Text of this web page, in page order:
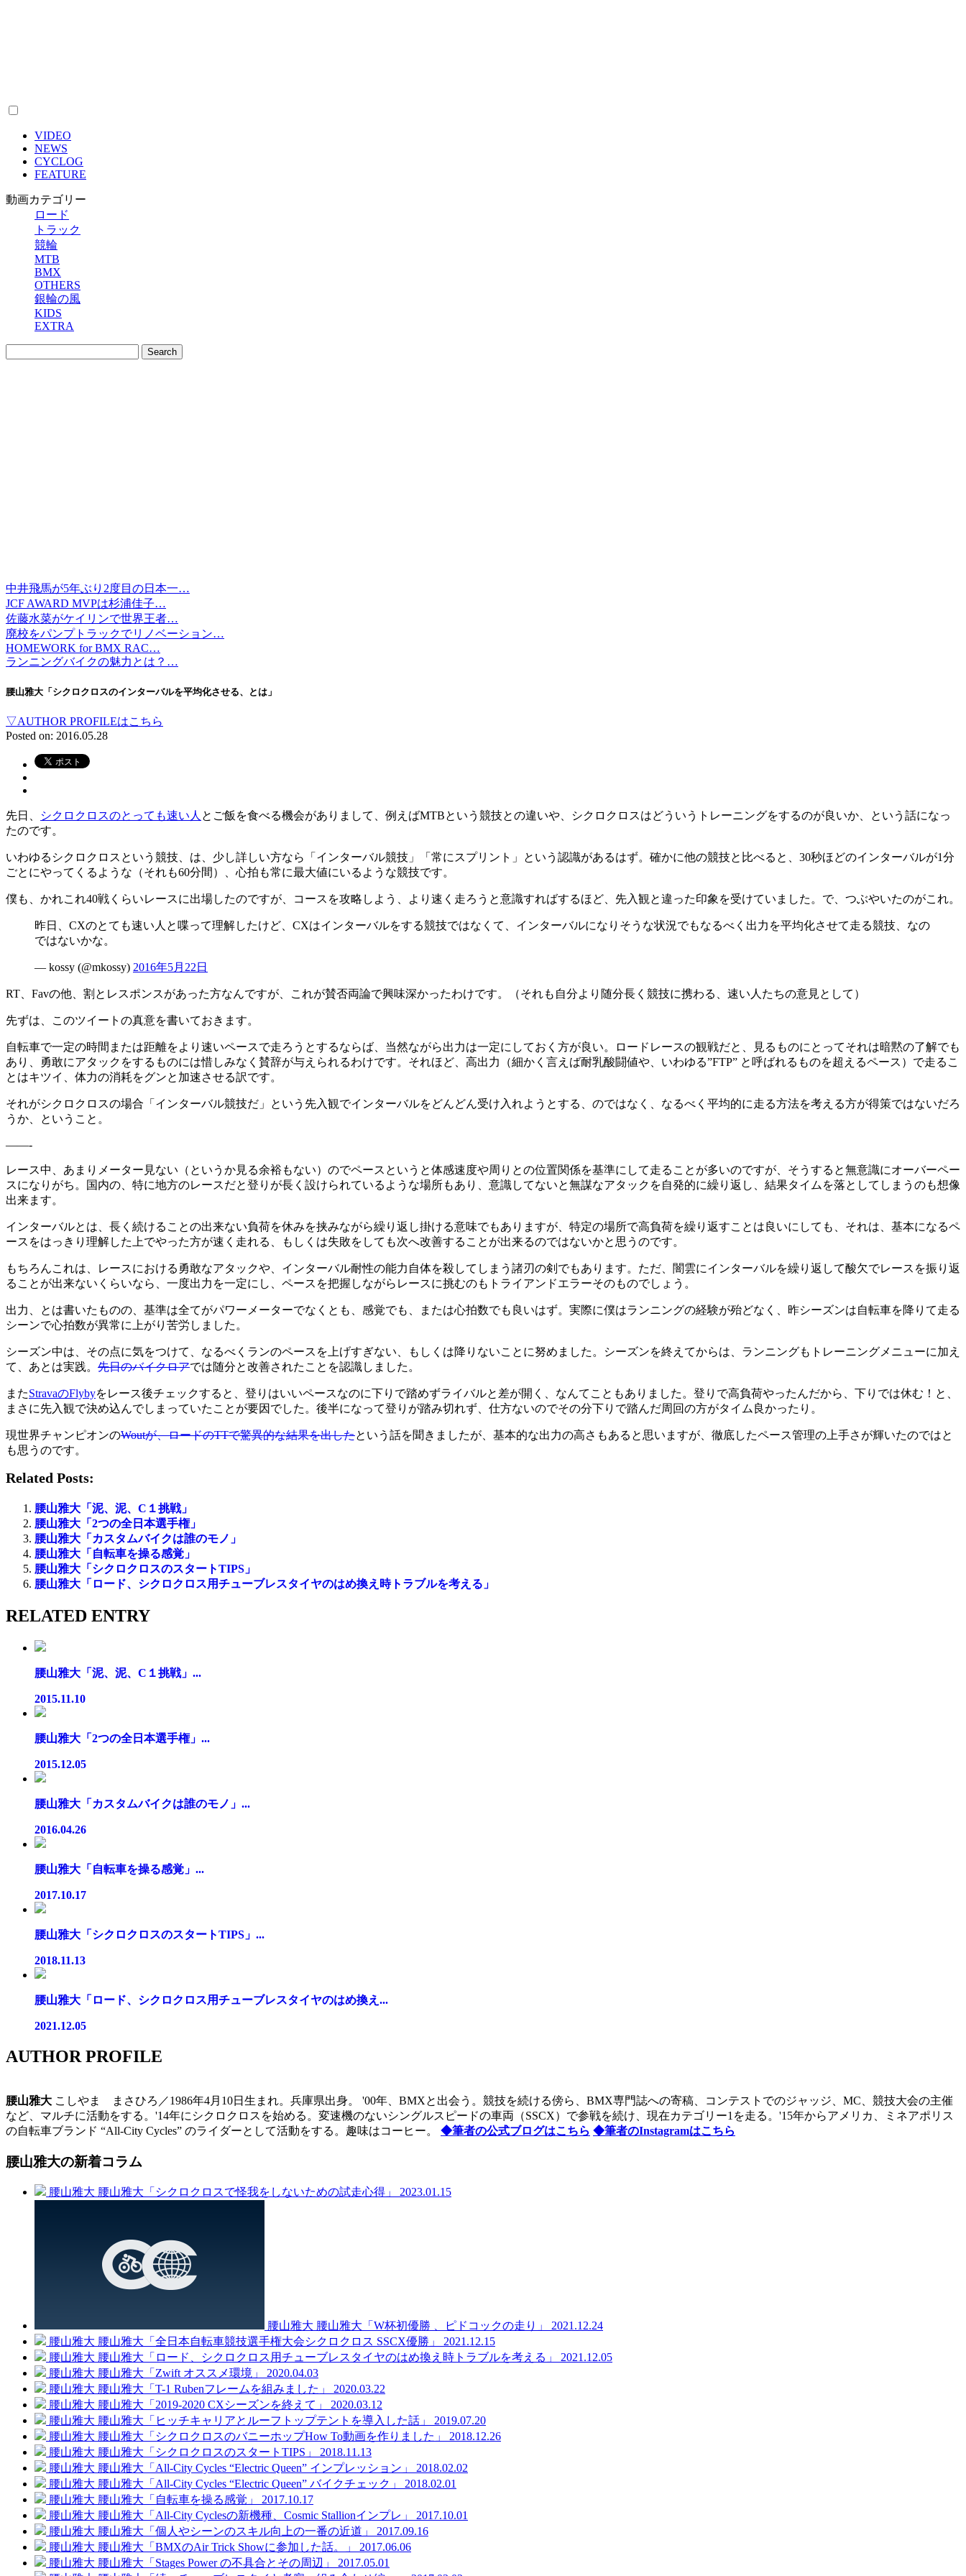
VIDEO
NEWS
CYCLOG
FEATURE
動画カテゴリー
ロード
トラック
競輪
MTB
BMX
OTHERS
銀輪の風
KIDS
EXTRA
中井飛馬が5年ぶり2度目の日本一…
JCF AWARD MVPは杉浦佳子…
佐藤水菜がケイリンで世界王者…
廃校をパンプトラックでリノベーション…
HOMEWORK for BMX RAC…
ランニングバイクの魅力とは？…
腰山雅大「シクロクロスのインターバルを平均化させる、とは」
▽AUTHOR PROFILEはこちら
Posted on: 2016.05.28
先日、 シクロクロスのとっても速い人 とご飯を食べる機会がありまして、例えばMTBという競技との違いや、シクロクロスはどういうトレーニングをするのが良いか、という話になっ
たのです。
いわゆるシクロクロスという競技、は、少し詳しい方なら「インターバル競技」「常にスプリント」という認識があるはず。確かに他の競技と比べると、30秒ほどのインターバルが1分
ごとにやってくるような（それも60分間）、心拍も常に最大値にいるような競技です。
僕も、かれこれ40戦くらいレースに出場したのですが、コースを攻略しよう、より速く走ろうと意識すればするほど、先入観と違った印象を受けていました。で、つぶやいたのがこれ。
昨日、CXのとても速い人と喋って理解したけど、CXはインターバルをする競技ではなくて、インターバルになりそうな状況でもなるべく出力を平均化させて走る競技、なの
ではないかな。
— kossy (@mkossy) 2016年5月22日
RT、Favの他、割とレスポンスがあった方なんですが、これが賛否両論で興味深かったわけです。（それも自分より随分長く競技に携わる、速い人たちの意見として）
先ずは、このツイートの真意を書いておきます。
自転車で一定の時間または距離をより速いペースで走ろうとするならば、当然ながら出力は一定にしておく方が良い。ロードレースの観戦だと、見るものにとってそれは暗黙の了解でも
あり、勇敢にアタックをするものには惜しみなく賛辞が与えられるわけです。それほど、高出力（細かく言えば耐乳酸闘値や、いわゆる”FTP” と呼ばれるものを超えるペース）で走るこ
とはキツイ、体力の消耗をグンと加速させる訳です。
それがシクロクロスの場合「インターバル競技だ」という先入観でインターバルをどんどん受け入れようとする、のではなく、なるべく平均的に走る方法を考える方が得策ではないだろ
うか、ということ。
——-
レース中、あまりメーター見ない（というか見る余裕もない）のでペースというと体感速度や周りとの位置関係を基準にして走ることが多いのですが、そうすると無意識にオーバーペー
スになりがち。国内の、特に地方のレースだと登りが長く設けられているような場所もあり、意識してないと無謀なアタックを自発的に繰り返し、結果タイムを落としてしまうのも想像
出来ます。
インターバルとは、長く続けることの出来ない負荷を休みを挟みながら繰り返し掛ける意味でもありますが、特定の場所で高負荷を繰り返すことは良いにしても、それは、基本になるペ
ースをはっきり理解した上でやった方が速く走れる、もしくは失敗をしても次へ改善することが出来るのではないかと思うのです。
もちろんこれは、レースにおける勇敢なアタックや、インターバル耐性の能力自体を殺してしまう諸刃の剣でもあります。ただ、闇雲にインターバルを繰り返して酸欠でレースを振り返
ることが出来ないくらいなら、一度出力を一定にし、ペースを把握しながらレースに挑むのもトライアンドエラーそのものでしょう。
出力、とは書いたものの、基準は全てがパワーメーターでなくとも、感覚でも、または心拍数でも良いはず。実際に僕はランニングの経験が殆どなく、昨シーズンは自転車を降りて走る
シーンで心拍数が異常に上がり苦労しました。
シーズン中は、その点に気をつけて、なるべくランのペースを上げすぎない、もしくは降りないことに努めました。シーズンを終えてからは、ランニングもトレーニングメニューに加え
て、あとは実践。 先日のバイクロアでは随分と改善されたことを認識しました。
またStravaのFlybyをレース後チェックすると、登りはいいペースなのに下りで踏めずライバルと差が開く、なんてこともありました。登りで高負荷やったんだから、下りでは休む！と、
まさに先入観で決め込んでしまっていたことが要因でした。後半になって登りが踏み切れず、仕方ないのでその分下りで踏んだ周回の方がタイム良かったり。
現世界チャンピオンのWoutが、ロードのTTで驚異的な結果を出したという話を聞きましたが、基本的な出力の高さもあると思いますが、徹底したペース管理の上手さが輝いたのではと
も思うのです。
Related Posts:
腰山雅大「泥、泥、C１挑戦」
腰山雅大「2つの全日本選手権」
腰山雅大「カスタムバイクは誰のモノ」
腰山雅大「自転車を操る感覚」
腰山雅大「シクロクロスのスタートTIPS」
腰山雅大「ロード、シクロクロス用チューブレスタイヤのはめ換え時トラブルを考える」
RELATED ENTRY
腰山雅大「泥、泥、C１挑戦」...
2015.11.10
腰山雅大「2つの全日本選手権」...
2015.12.05
腰山雅大「カスタムバイクは誰のモノ」...
2016.04.26
腰山雅大「自転車を操る感覚」...
2017.10.17
腰山雅大「シクロクロスのスタートTIPS」...
2018.11.13
腰山雅大「ロード、シクロクロス用チューブレスタイヤのはめ換え...
2021.12.05
AUTHOR PROFILE
腰山雅大 こしやま まさひろ／1986年4月10日生まれ。兵庫県出身。 '00年、BMXと出会う。競技を続ける傍ら、BMX専門誌への寄稿、コンテストでのジャッジ、MC、競技大会の主催
など、マルチに活動をする。'14年にシクロクロスを始める。変速機のないシングルスピードの車両（SSCX）で参戦を続け、現在カテゴリー1を走る。'15年からアメリカ、ミネアポリス
の自転車ブランド “All-City Cycles” のライダーとして活動をする。趣味はコーヒー。 ◆筆者の公式ブログはこちら ◆筆者のInstagramはこちら
腰山雅大の新着コラム
腰山雅大 腰山雅大「シクロクロスで怪我をしないための試走心得」 2023.01.15
腰山雅大 腰山雅大「W杯初優勝 、ピドコックの走り」
2021.12.24
腰山雅大 腰山雅大「全日本自転車競技選手権大会シクロクロス SSCX優勝」
2021.12.15
腰山雅大 腰山雅大「ロード、シクロクロス用チューブレスタイヤのはめ換え時トラブルを考える」
2021.12.05
腰山雅大 腰山雅大「Zwift オススメ環境」
2020.04.03
腰山雅大 腰山雅大「T-1 Rubenフレームを組みました」
2020.03.22
腰山雅大 腰山雅大「2019-2020 CXシーズンを終えて」
2020.03.12
腰山雅大 腰山雅大「ヒッチキャリアとルーフトップテントを導入した話」
2019.07.20
腰山雅大 腰山雅大「シクロクロスのバニーホップHow To動画を作りました」
2018.12.26
腰山雅大 腰山雅大「シクロクロスのスタートTIPS」
2018.11.13
腰山雅大 腰山雅大「All-City Cycles “Electric Queen” インプレッション」
2018.02.02
腰山雅大 腰山雅大「All-City Cycles “Electric Queen” バイクチェック」
2018.02.01
腰山雅大 腰山雅大「自転車を操る感覚」
2017.10.17
腰山雅大 腰山雅大「All-City Cyclesの新機種、Cosmic Stallionインプレ」
2017.10.01
腰山雅大 腰山雅大「個人やシーンのスキル向上の一番の近道」
2017.09.16
腰山雅大 腰山雅大「BMXのAir Trick Showに参加した話。」
2017.06.06
腰山雅大 腰山雅大「Stages Power の不具合とその周辺」
2017.05.01